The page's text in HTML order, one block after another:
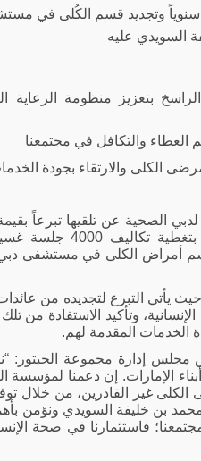
المعسرين سنوياً وتجديد قسم الكُلى
السويدي عليه
بتعزيز منظومة
والتكافل في مجتمعنا
الكلى والارتقاء بجودة
رجل الأعمال الإماراتي خلف
أمراض الكلى في مستشفى دبي
التبرع لتجديده من عائدات
وتأكيد الاستفادة من
الخدمات المقدمة لهم.
إدارة مجموعة الحبتور:
الإمارات. إن دعمنا لمؤسسة
غير القادرين، من خلال
بن خليفة السويدي ونؤمن
فاستثمارنا في صحة